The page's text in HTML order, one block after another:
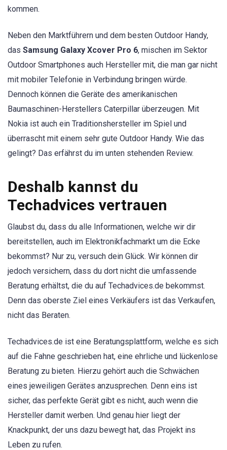
kommen.
Neben den Marktführern und dem besten Outdoor Handy,
das Samsung Galaxy Xcover Pro 6, mischen im Sektor
Outdoor Smartphones auch Hersteller mit, die man gar nicht
mit mobiler Telefonie in Verbindung bringen würde.
Dennoch können die Geräte des amerikanischen
Baumaschinen-Herstellers Caterpillar überzeugen. Mit
Nokia ist auch ein Traditionshersteller im Spiel und
überrascht mit einem sehr gute Outdoor Handy. Wie das
gelingt? Das erfährst du im unten stehenden Review.
Deshalb kannst du
Techadvices vertrauen
Glaubst du, dass du alle Informationen, welche wir dir
bereitstellen, auch im Elektronikfachmarkt um die Ecke
bekommst? Nur zu, versuch dein Glück. Wir können dir
jedoch versichern, dass du dort nicht die umfassende
Beratung erhältst, die du auf Techadvices.de bekommst.
Denn das oberste Ziel eines Verkäufers ist das Verkaufen,
nicht das Beraten.
Techadvices.de ist eine Beratungsplattform, welche es sich
auf die Fahne geschrieben hat, eine ehrliche und lückenlose
Beratung zu bieten. Hierzu gehört auch die Schwächen
eines jeweiligen Gerätes anzusprechen. Denn eins ist
sicher, das perfekte Gerät gibt es nicht, auch wenn die
Hersteller damit werben. Und genau hier liegt der
Knackpunkt, der uns dazu bewegt hat, das Projekt ins
Leben zu rufen.